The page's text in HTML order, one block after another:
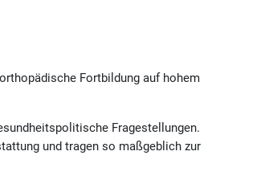
Fortbildung auf hohem
Fragestellungen.
und tragen so maßgeblich zur